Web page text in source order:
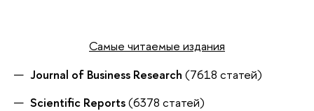
Самые читаемые издания
Journal of Business Research (7618 статей)
Scientific Reports(6378 статей)